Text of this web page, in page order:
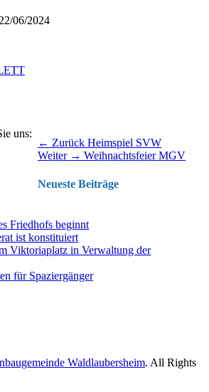
06/2024
uns:
← Zurück Vorhergehender
Beitrag:
Heimspiel SVW
Weiter → Nächster
Weihnachtsfeier MGV
Neueste Beiträge
Friedhofs beginnt
ist konstituiert
Viktoriaplatz in Verwaltung der
für Spaziergänger
Waldlaubersheim. All Rights